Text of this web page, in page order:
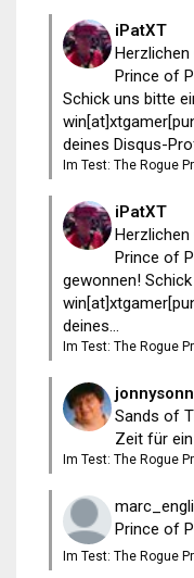
iPatXT
Herzlichen
Prince of
Schick uns bitte
deines Disqus-
Im Test: The Rogue
iPatXT
Herzlichen
Prince of
gewonnen!
deines...
Im Test: The Rogue
Sands of
Zeit für
Im Test: The Rogue
Prince of
Im Test: The Rogue